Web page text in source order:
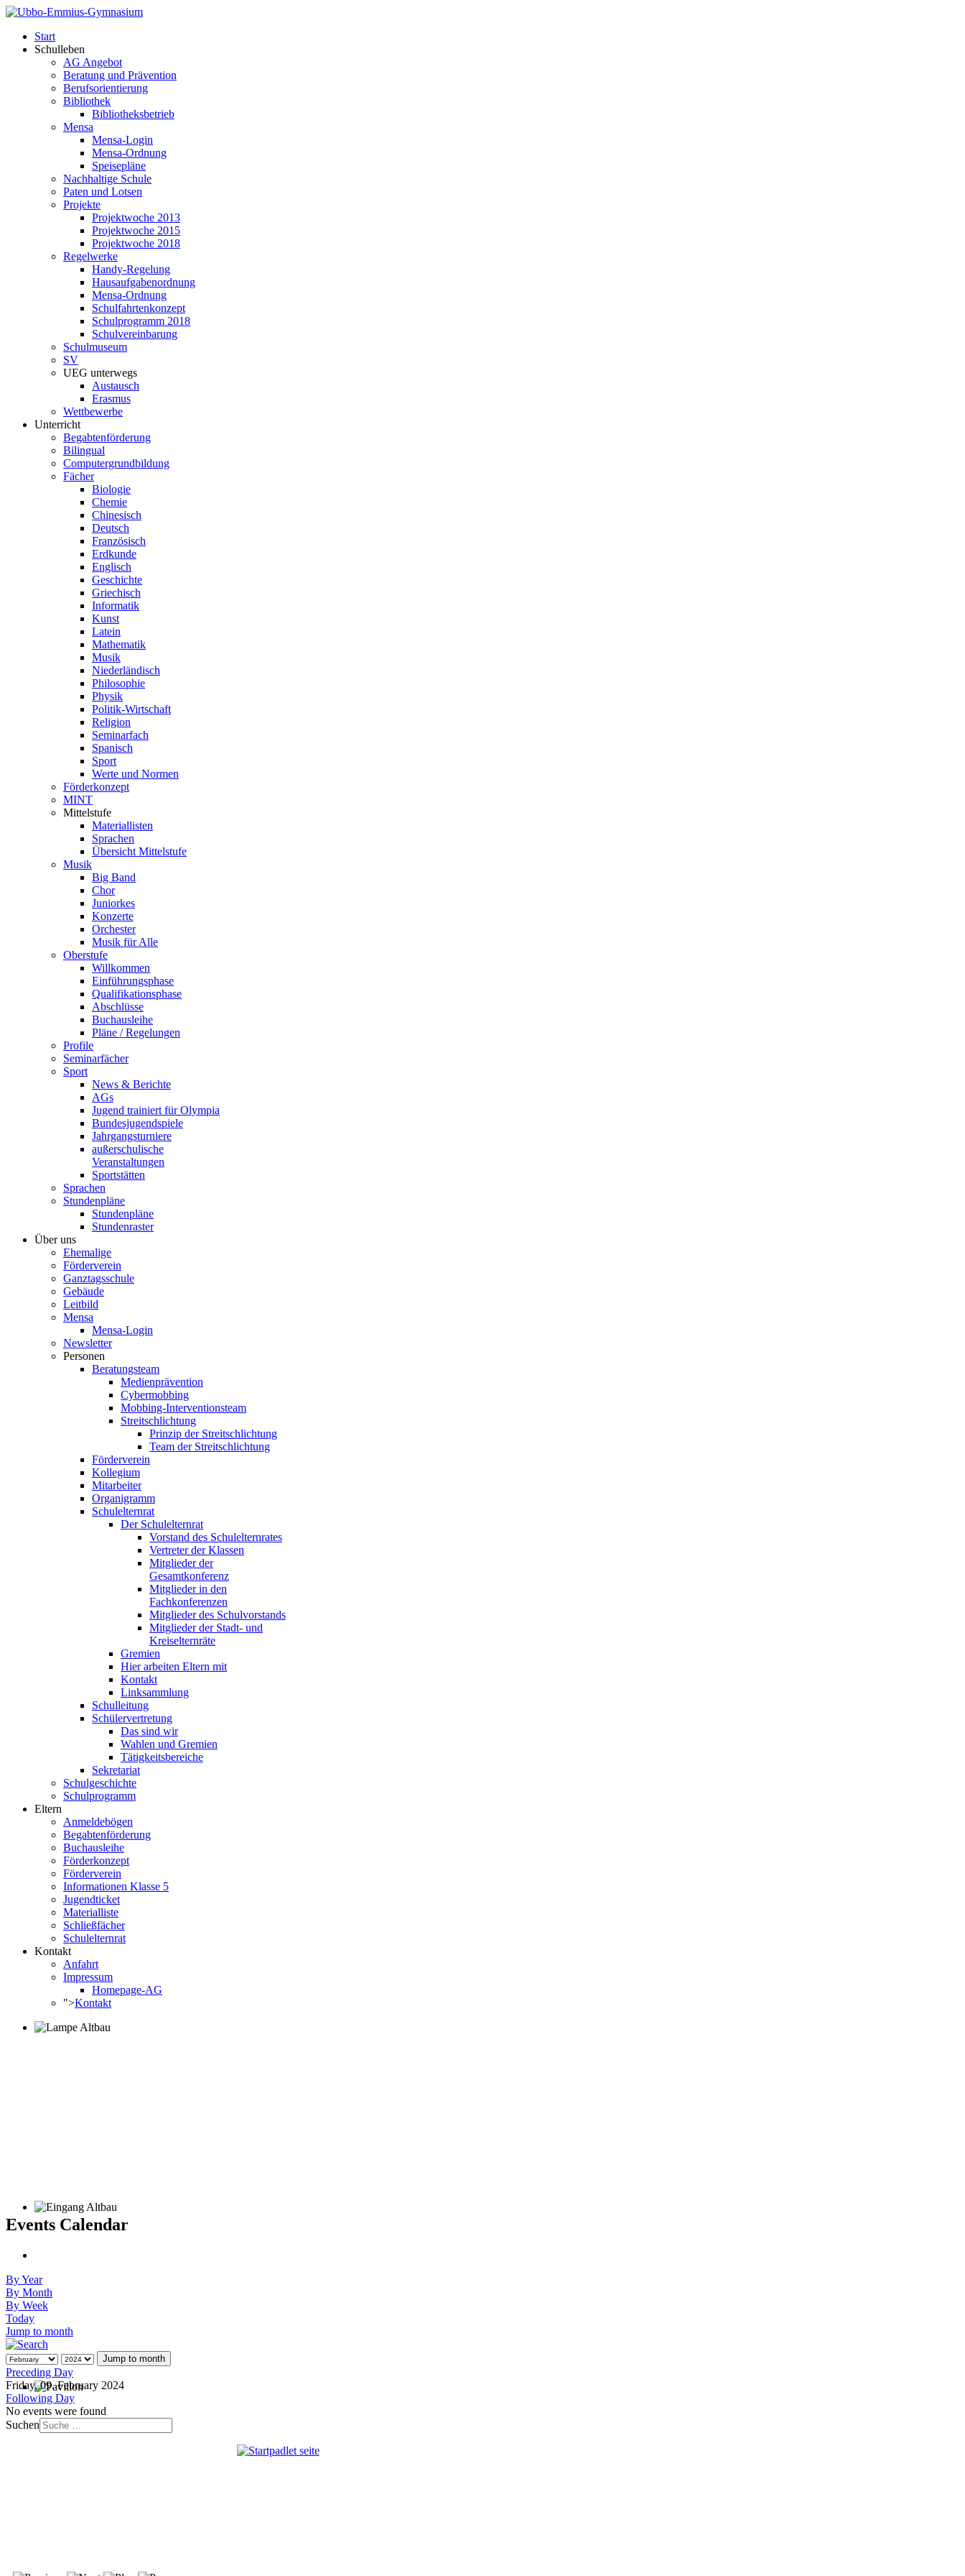
Start
Schulleben
AG Angebot
Beratung und Prävention
Berufsorientierung
Bibliothek
Bibliotheksbetrieb
Mensa
Mensa-Login
Mensa-Ordnung
Speisepläne
Nachhaltige Schule
Paten und Lotsen
Projekte
Projektwoche 2013
Projektwoche 2015
Projektwoche 2018
Regelwerke
Handy-Regelung
Hausaufgabenordnung
Mensa-Ordnung
Schulfahrtenkonzept
Schulprogramm 2018
Schulvereinbarung
Schulmuseum
SV
UEG unterwegs
Austausch
Erasmus
Wettbewerbe
Unterricht
Begabtenförderung
Bilingual
Computergrundbildung
Fächer
Biologie
Chemie
Chinesisch
Deutsch
Französisch
Erdkunde
Englisch
Geschichte
Griechisch
Informatik
Kunst
Latein
Mathematik
Musik
Niederländisch
Philosophie
Physik
Politik-Wirtschaft
Religion
Seminarfach
Spanisch
Sport
Werte und Normen
Förderkonzept
MINT
Mittelstufe
Materiallisten
Sprachen
Übersicht Mittelstufe
Musik
Big Band
Chor
Juniorkes
Konzerte
Orchester
Musik für Alle
Oberstufe
Willkommen
Einführungsphase
Qualifikationsphase
Abschlüsse
Buchausleihe
Pläne / Regelungen
Profile
Seminarfächer
Sport
News & Berichte
AGs
Jugend trainiert für Olympia
Bundesjugendspiele
Jahrgangsturniere
außerschulische
Veranstaltungen
Sportstätten
Sprachen
Stundenpläne
Stundenpläne
Stundenraster
Über uns
Ehemalige
Förderverein
Ganztagsschule
Gebäude
Leitbild
Mensa
Mensa-Login
Newsletter
Personen
Beratungsteam
Medienprävention
Cybermobbing
Mobbing-Interventionsteam
Streitschlichtung
Prinzip der Streitschlichtung
Team der Streitschlichtung
Förderverein
Kollegium
Mitarbeiter
Organigramm
Schulelternrat
Der Schulelternrat
Vorstand des Schulelternrates
Vertreter der Klassen
Mitglieder der
Gesamtkonferenz
Mitglieder in den
Fachkonferenzen
Mitglieder des Schulvorstands
Mitglieder der Stadt- und
Kreiselternräte
Gremien
Hier arbeiten Eltern mit
Kontakt
Linksammlung
Schulleitung
Schülervertretung
Das sind wir
Wahlen und Gremien
Tätigkeitsbereiche
Sekretariat
Schulgeschichte
Schulprogramm
Eltern
Anmeldebögen
Begabtenförderung
Buchausleihe
Förderkonzept
Förderverein
Informationen Klasse 5
Jugendticket
Materialliste
Schließfächer
Schulelternrat
Kontakt
Anfahrt
Impressum
Homepage-AG
">Kontakt
Events Calendar
By Year
By Month
By Week
Today
Jump to month
Jump to month
Preceding Day
Friday, 09. February 2024
Following Day
No events were found
Suchen